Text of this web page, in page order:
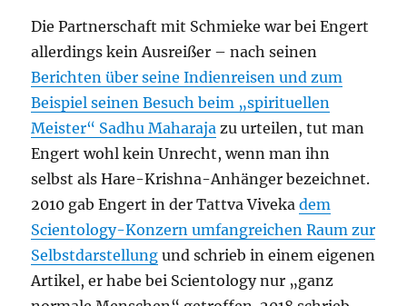
Die Partnerschaft mit Schmieke war bei Engert
allerdings kein Ausreißer – nach seinen
Berichten über seine Indienreisen und zum
Beispiel seinen Besuch beim „spirituellen
Meister“ Sadhu Maharaja zu urteilen, tut man
Engert wohl kein Unrecht, wenn man ihn
selbst als Hare-Krishna-Anhänger bezeichnet.
2010 gab Engert in der Tattva Vivekadem
Scientology-Konzern umfangreichen Raum zur
Selbstdarstellung und schrieb in einem eigenen
Artikel, er habe bei Scientology nur „ganz